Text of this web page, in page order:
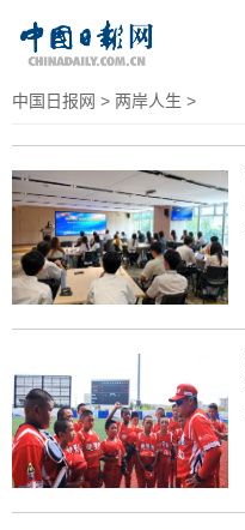
中国日报网 > 两岸人生 >